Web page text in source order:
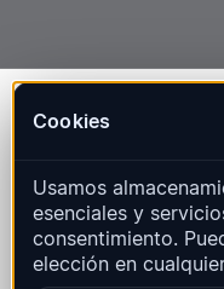
Cookies
Usamos
esenciales y
consentimiento.
elección en
Mapa en vivo,
Abrir mapa histórico